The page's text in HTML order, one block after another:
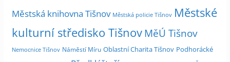
e
Městská knihovna Tišnov Městská policie Tišnov Městské
kulturní středisko Tišnov MěÚ Tišnov
Nemocnice Tišnov Náměstí Míru Oblastní Charita Tišnov Podhorácké